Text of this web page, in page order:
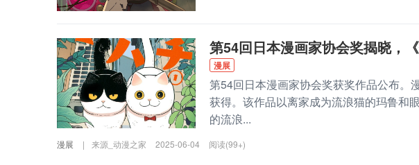
第54回日本漫画家协会奖揭晓，
漫展
第54回日本漫画家协会奖获奖作品公布。
获得。该作品以离家成为流浪猫的玛鲁和
的流浪...
漫展 | 来源_动漫之家 2025-06-04 阅读(99+)